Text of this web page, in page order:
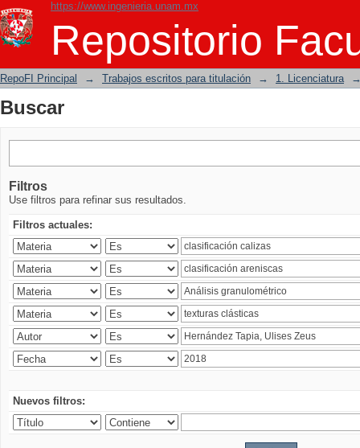
https://www.ingenieria.unam.mx
Repositorio
Buscar
RepoFI Principal → Trabajos escritos para titulación → 1. Licenciatura
Buscar
Filtros
Use filtros para refinar sus resultados.
Filtros actuales:
Nuevos filtros: